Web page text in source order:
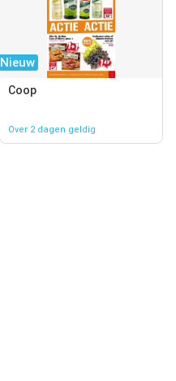
Nieuw
Coop
Over 2 dagen geldig